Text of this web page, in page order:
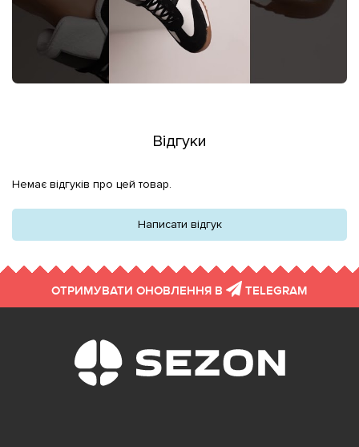
Відгуки
Немає відгуків про цей товар.
Написати відгук
ОТРИМУВАТИ ОНОВЛЕННЯ В TELEGRAM